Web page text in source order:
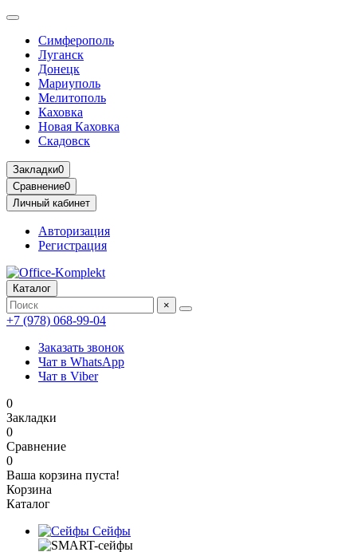
Симферополь
Луганск
Донецк
Мариуполь
Мелитополь
Каховка
Новая Каховка
Скадовск
Закладки0
Сравнение0
Личный кабинет
Авторизация
Регистрация
Каталог
×
+7 (978) 068-99-04
Заказать звонок
Чат в WhatsApp
Чат в Viber
0
Закладки
0
Сравнение
0
Ваша корзина пуста!
Корзина
Каталог
Сейфы